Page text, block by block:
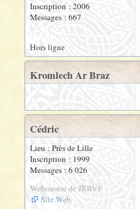
Inscription : 2006
Messages : 667
Hors ligne
Kromlech Ar Braz
Cédric
Lieu : Près de Lille
Inscription : 1999
Messages : 6 026
Webmestre de JRRVF
Site Web